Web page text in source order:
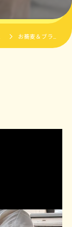
お蕎麦＆ブラン＆ミミ🐾